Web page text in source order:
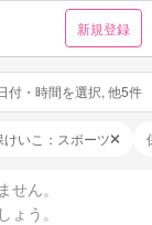
新規登録
付・時間を選択, 他5件
けいこ：スポーツ
ん。
う。